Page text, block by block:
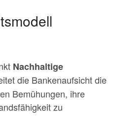
Nachhaltige
die Bankenaufsicht die
Bemühungen, ihre
zu